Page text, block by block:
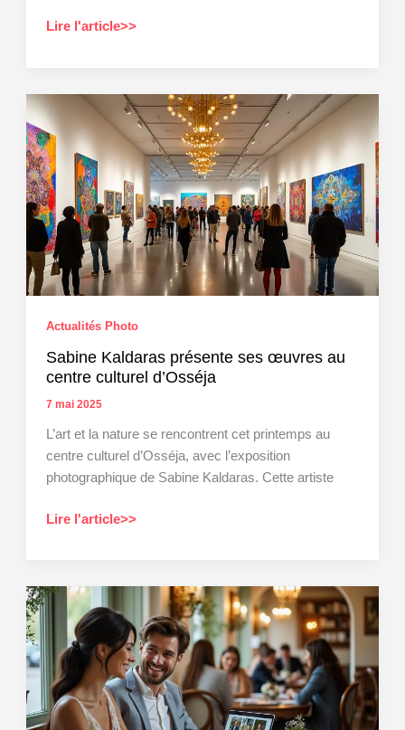
Plongez
œuvres
primées
du
Prix
de
Photographie
environnementale
2025
Lire l'article>>
Actualités Photo
Sabine Kaldaras présente ses œuvres au
centre culturel d’Osséja
7 mai 2025
L’art et la nature se rencontrent cet printemps au
centre culturel d’Osséja, avec l’exposition
photographique de Sabine Kaldaras. Cette artiste
Sabine
ses
œuvres
centre
culturel
d’Osséja
Lire l'article>>